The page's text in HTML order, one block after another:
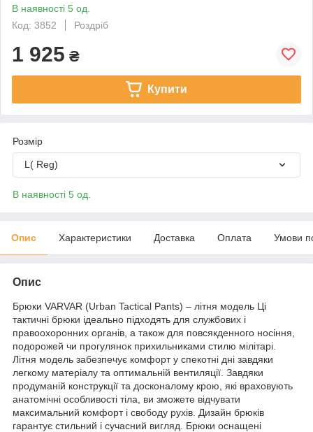
В наявності 5 од.
Код: 3852
Роздріб
1 925 ₴
Купити
Розмір
L( Reg)
В наявності 5 од.
Опис Характеристики Доставка Оплата Умови
Опис
Брюки VARVAR (Urban Tactical Pants) – літня модель Ці
тактичні брюки ідеально підходять для службових і
правоохоронних органів, а також для повсякденного носіння,
подорожей чи прогулянок прихильниками стилю мілітарі.
Літня модель забезпечує комфорт у спекотні дні завдяки
легкому матеріалу та оптимальній вентиляції. Завдяки
продуманій конструкції та досконалому крою, які враховують
анатомічні особливості тіла, ви зможете відчувати
максимальний комфорт і свободу рухів. Дизайн брюків
гарантує стильний і сучасний вигляд. Брюки оснащені